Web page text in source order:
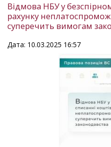
Відмова НБУ у
рахунку
суперечить вимогам
Дата: 10.03.2025 16:57